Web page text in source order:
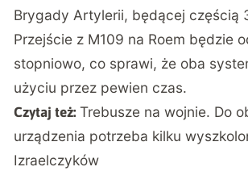
Brygady Artylerii, będącej częścią
Przejście z M109 na Roem będzie
stopniowo, co sprawi, że oba
użyciu przez pewien czas.
Czytaj też: Trebusze na wojnie. Do
urządzenia potrzeba kilku
Izraelczyków